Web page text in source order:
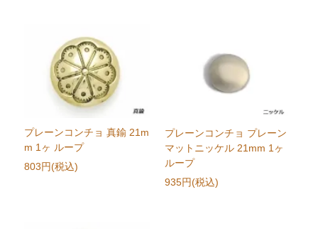
プレーンコンチョ 真鍮 21m
m 1ヶ ループ
803円(税込)
プレーンコンチョ プレーン
マットニッケル 21mm 1ヶ
ループ
935円(税込)